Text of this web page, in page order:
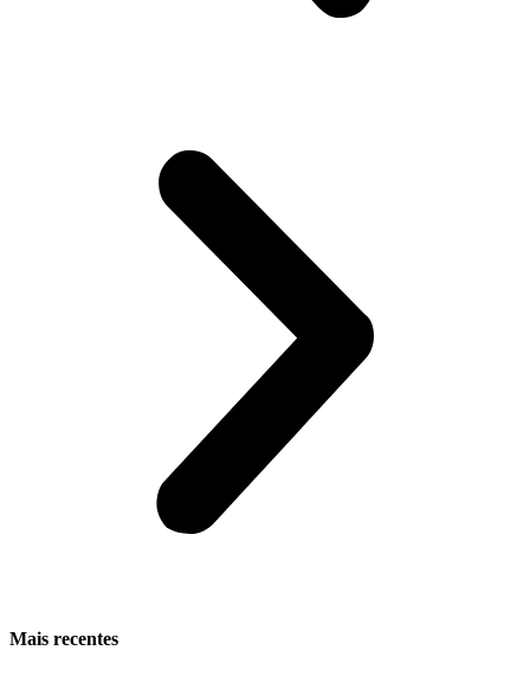
Mais recentes